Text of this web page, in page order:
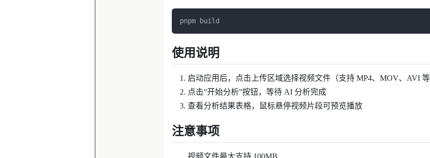
pnpm build
使用说明
启动应用后，点击上传区域选择视频文件（支持 MP4、MOV、AVI 等
点击”开始分析”按钮，等待 AI 分析完成
查看分析结果表格，鼠标悬停视频片段可预览播放
注意事项